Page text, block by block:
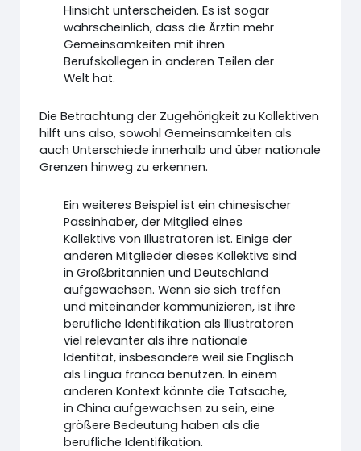
Hinsicht unterscheiden. Es ist sogar
wahrscheinlich, dass die Ärztin mehr
Gemeinsamkeiten mit ihren
Berufskollegen in anderen Teilen der
Welt hat.
Die Betrachtung der Zugehörigkeit zu Kollektiven
hilft uns also, sowohl Gemeinsamkeiten als
auch Unterschiede innerhalb und über nationale
Grenzen hinweg zu erkennen.
Ein weiteres Beispiel ist ein chinesischer
Passinhaber, der Mitglied eines
Kollektivs von Illustratoren ist. Einige der
anderen Mitglieder dieses Kollektivs sind
in Großbritannien und Deutschland
aufgewachsen. Wenn sie sich treffen
und miteinander kommunizieren, ist ihre
berufliche Identifikation als Illustratoren
viel relevanter als ihre nationale
Identität, insbesondere weil sie Englisch
als Lingua franca benutzen. In einem
anderen Kontext könnte die Tatsache,
in China aufgewachsen zu sein, eine
größere Bedeutung haben als die
berufliche Identifikation.